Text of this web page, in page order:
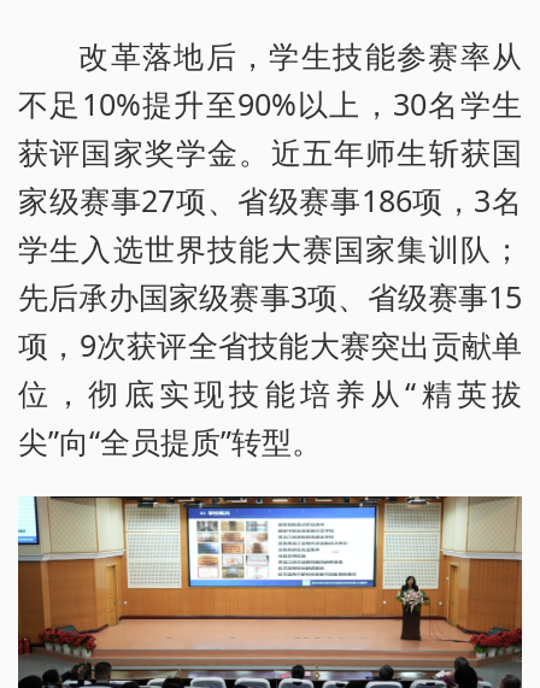
改革落地后，学生技能参赛率从
不足10%提升至90%以上，30名学生
获评国家奖学金。近五年师生斩获国
家级赛事27项、省级赛事186项，3名
学生入选世界技能大赛国家集训队；
先后承办国家级赛事3项、省级赛事15
项，9次获评全省技能大赛突出贡献单
位，彻底实现技能培养从“精英拔
尖”向“全员提质”转型。